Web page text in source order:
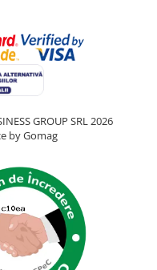
GROUP SRL 2026
by Gomag